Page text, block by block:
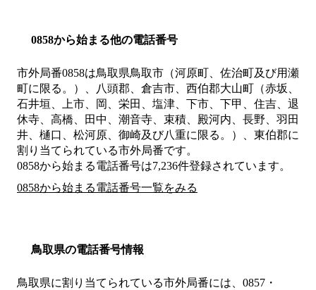
0858から始まる他の電話番号
市外局番0858は鳥取県鳥取市（河原町、佐治町及び用瀬
町に限る。）、八頭郡、倉吉市、西伯郡大山町（赤坂、
石井垣、上市、岡、栄田、塩津、下市、下甲、住吉、退
休寺、高橋、田中、潮音寺、束積、殿河内、長野、羽田
井、樋口、松河原、御崎及び八重に限る。）、東伯郡に
割り当てられている市外局番です。
0858から始まる電話番号は7,236件登録されています。
0858から始まる電話番号一覧をみる
鳥取県の電話番号情報
鳥取県に割り当てられている市外局番には、0857・